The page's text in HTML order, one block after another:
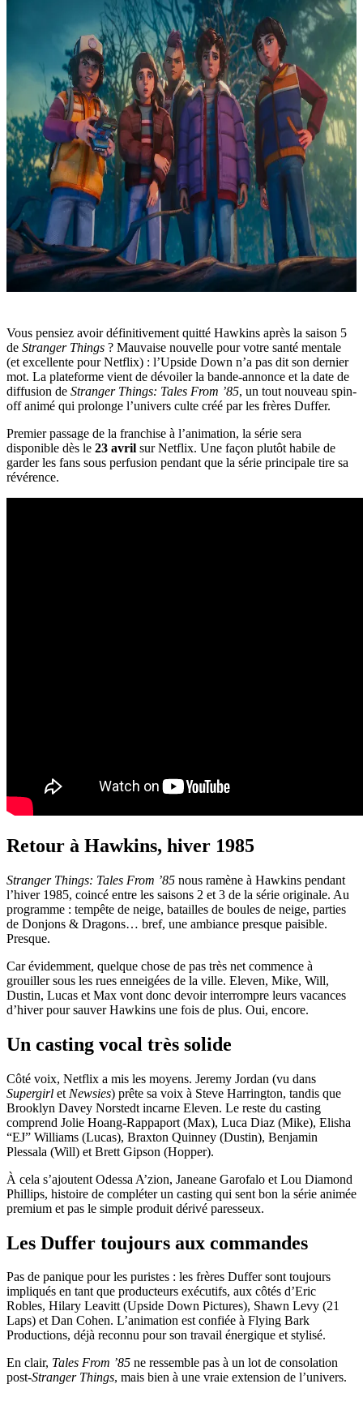
Vous pensiez avoir définitivement quitté Hawkins après la saison 5
de Stranger Things ? Mauvaise nouvelle pour votre santé mentale
(et excellente pour Netflix) : l’Upside Down n’a pas dit son dernier
mot. La plateforme vient de dévoiler la bande-annonce et la date de
diffusion de Stranger Things: Tales From ’85, un tout nouveau spin-
off animé qui prolonge l’univers culte créé par les frères Duffer.
Premier passage de la franchise à l’animation, la série sera
disponible dès le 23 avril sur Netflix. Une façon plutôt habile de
garder les fans sous perfusion pendant que la série principale tire sa
révérence.
Retour à Hawkins, hiver 1985
Stranger Things: Tales From ’85 nous ramène à Hawkins pendant
l’hiver 1985, coincé entre les saisons 2 et 3 de la série originale. Au
programme : tempête de neige, batailles de boules de neige, parties
de Donjons & Dragons… bref, une ambiance presque paisible.
Presque.
Car évidemment, quelque chose de pas très net commence à
grouiller sous les rues enneigées de la ville. Eleven, Mike, Will,
Dustin, Lucas et Max vont donc devoir interrompre leurs vacances
d’hiver pour sauver Hawkins une fois de plus. Oui, encore.
Un casting vocal très solide
Côté voix, Netflix a mis les moyens. Jeremy Jordan (vu dans
Supergirl et Newsies) prête sa voix à Steve Harrington, tandis que
Brooklyn Davey Norstedt incarne Eleven. Le reste du casting
comprend Jolie Hoang-Rappaport (Max), Luca Diaz (Mike), Elisha
“EJ” Williams (Lucas), Braxton Quinney (Dustin), Benjamin
Plessala (Will) et Brett Gipson (Hopper).
À cela s’ajoutent Odessa A’zion, Janeane Garofalo et Lou Diamond
Phillips, histoire de compléter un casting qui sent bon la série animée
premium et pas le simple produit dérivé paresseux.
Les Duffer toujours aux commandes
Pas de panique pour les puristes : les frères Duffer sont toujours
impliqués en tant que producteurs exécutifs, aux côtés d’Eric
Robles, Hilary Leavitt (Upside Down Pictures), Shawn Levy (21
Laps) et Dan Cohen. L’animation est confiée à Flying Bark
Productions, déjà reconnu pour son travail énergique et stylisé.
En clair, Tales From ’85 ne ressemble pas à un lot de consolation
post-Stranger Things, mais bien à une vraie extension de l’univers.